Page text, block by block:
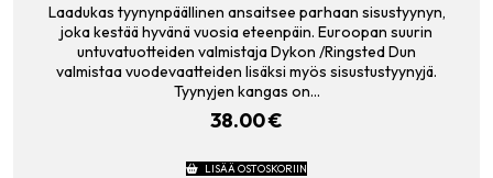
Laadukas tyynynpäällinen ansaitsee parhaan sisustyynyn,
joka kestää hyvänä vuosia eteenpäin. Euroopan suurin
untuvatuotteiden valmistaja Dykon /Ringsted Dun
valmistaa vuodevaatteiden lisäksi myös sisustustyynyjä.
Tyynyjen kangas on…
38.00€
LISÄÄ OSTOSKORIIN